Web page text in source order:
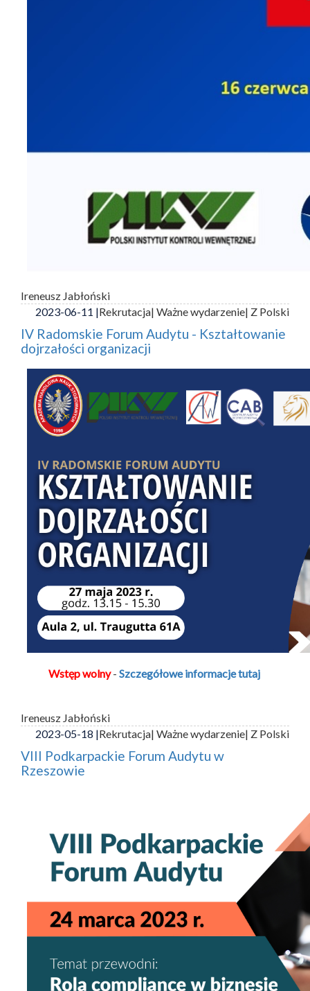
Ireneusz Jabłoński
2023-06-11 |Rekrutacja| Ważne wydarzenie| Z Polski
IV Radomskie Forum Audytu - Kształtowanie
dojrzałości organizacji
Wstęp wolny- Szczegółowe informacje tutaj
Ireneusz Jabłoński
2023-05-18 |Rekrutacja| Ważne wydarzenie| Z Polski
VIII Podkarpackie Forum Audytu w
Rzeszowie